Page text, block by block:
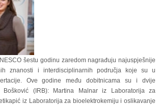
šestu godinu zaredom nagrađuju najuspješnije
znanosti i interdisciplinarnih područja koje su u
Ove godine među dobitnicama su i dvije
(IRB): Martina Malnar iz Laboratorija za
iz Laboratorija za bioelektrokemiju i oslikavanje